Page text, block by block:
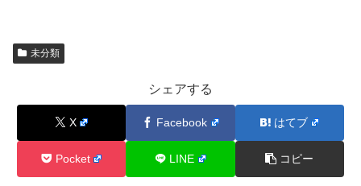
未分類
シェアする
X Facebook はてブ
Pocket LINE コピー